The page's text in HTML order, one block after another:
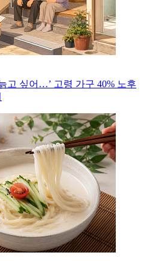
고 싶어…’ 고령 가구 40% 노후